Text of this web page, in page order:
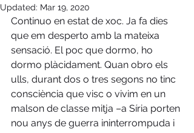
Updated: Mar 19, 2020
Continuo en estat de xoc. Ja fa dies
que em desperto amb la mateixa
sensació. El poc que dormo, ho
dormo plàcidament. Quan obro els
ulls, durant dos o tres segons no tinc
consciència que visc o vivim en un
malson de classe mitja –a Síria porten
nou anys de guerra ininterrompuda i